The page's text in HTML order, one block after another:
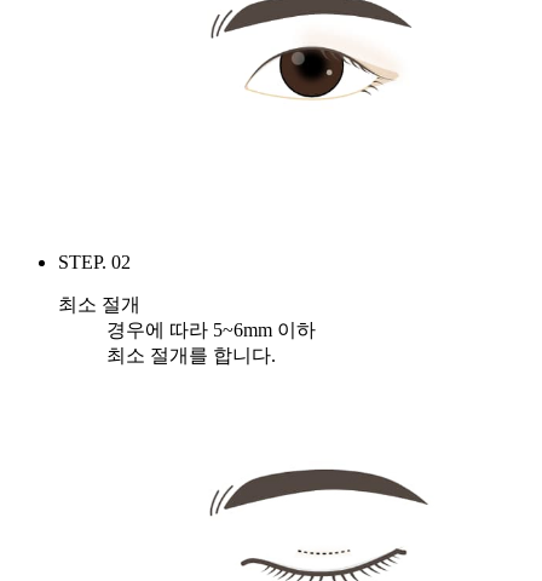
STEP. 02
최소 절개
경우에 따라 5~6mm 이하
최소 절개를 합니다.